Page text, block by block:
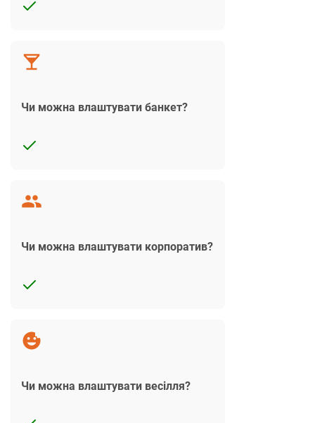
Чи можна влаштувати банкет?
Чи можна влаштувати корпоратив?
Чи можна влаштувати весілля?